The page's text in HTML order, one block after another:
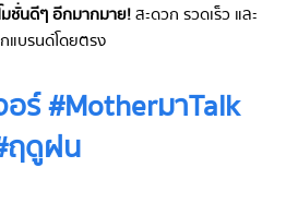
มชั่นดีๆ อีกมากมาย!สะดวก รวดเร็ว และ
แบรนด์โดยตรง
อร์ #MotherมาTalk
ฤดูฝน